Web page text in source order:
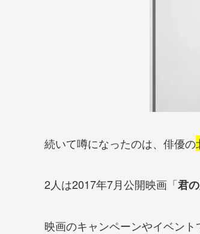
続いて噂になったのは、俳優の
2人は2017年7月公開映画「君
映画のキャンペーンやイベント